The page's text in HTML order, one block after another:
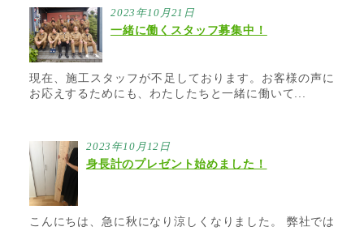
2023年10月21日
一緒に働くスタッフ募集中！
現在、施工スタッフが不足しております。お客様の声に
お応えするためにも、わたしたちと一緒に働いて...
2023年10月12日
身長計のプレゼント始めました！
こんにちは、急に秋になり涼しくなりました。 弊社では